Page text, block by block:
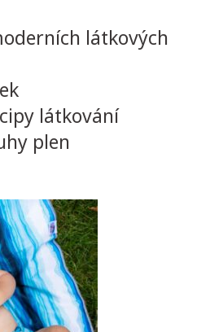
látkových
látkování
plen